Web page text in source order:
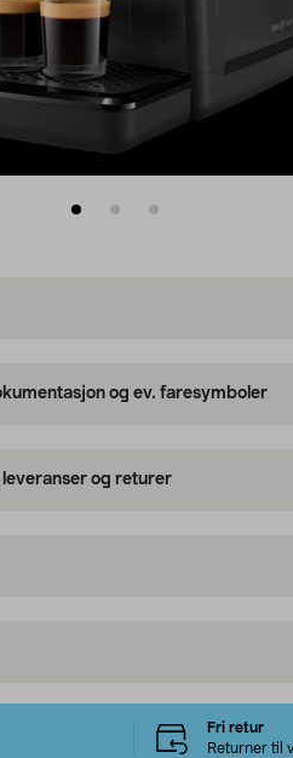
og ev. faresymboler
og returer
Fri retur
Returner til